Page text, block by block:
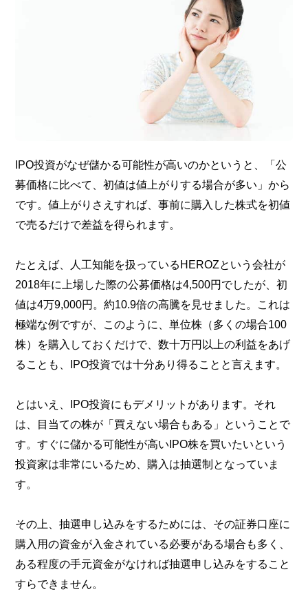
IPO投資がなぜ儲かる可能性が高いのかというと、「公
募価格に比べて、初値は値上がりする場合が多い」から
です。値上がりさえすれば、事前に購入した株式を初値
で売るだけで差益を得られます。
たとえば、人工知能を扱っているHEROZという会社が
2018年に上場した際の公募価格は4,500円でしたが、初
値は4万9,000円。約10.9倍の高騰を見せました。これは
極端な例ですが、このように、単位株（多くの場合100
株）を購入しておくだけで、数十万円以上の利益をあげ
ることも、IPO投資では十分あり得ることと言えます。
とはいえ、IPO投資にもデメリットがあります。それ
は、目当ての株が「買えない場合もある」ということで
す。すぐに儲かる可能性が高いIPO株を買いたいという
投資家は非常にいるため、購入は抽選制となっていま
す。
その上、抽選申し込みをするためには、その証券口座に
購入用の資金が入金されている必要がある場合も多く、
ある程度の手元資金がなければ抽選申し込みをすること
すらできません。